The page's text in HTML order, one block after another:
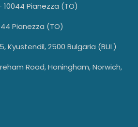
10044 Pianezza (TO)
Pianezza (TO)
Kyustendil, 2500 Bulgaria (BUL)
Road, Honingham, Norwich,